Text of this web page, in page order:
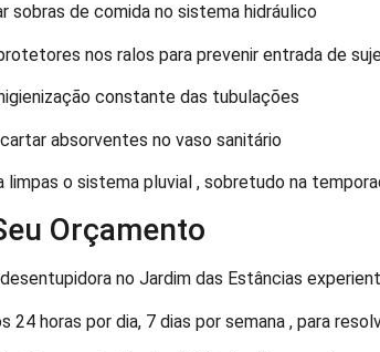
sobras de comida no sistema hidráulico
nos ralos para prevenir entrada de
constante das tubulações
absorventes no vaso sanitário
limpas o sistema pluvial , sobretudo na
Orçamento
desentupidora no Jardim das Estâncias
24 horas por dia, 7 dias por semana , para